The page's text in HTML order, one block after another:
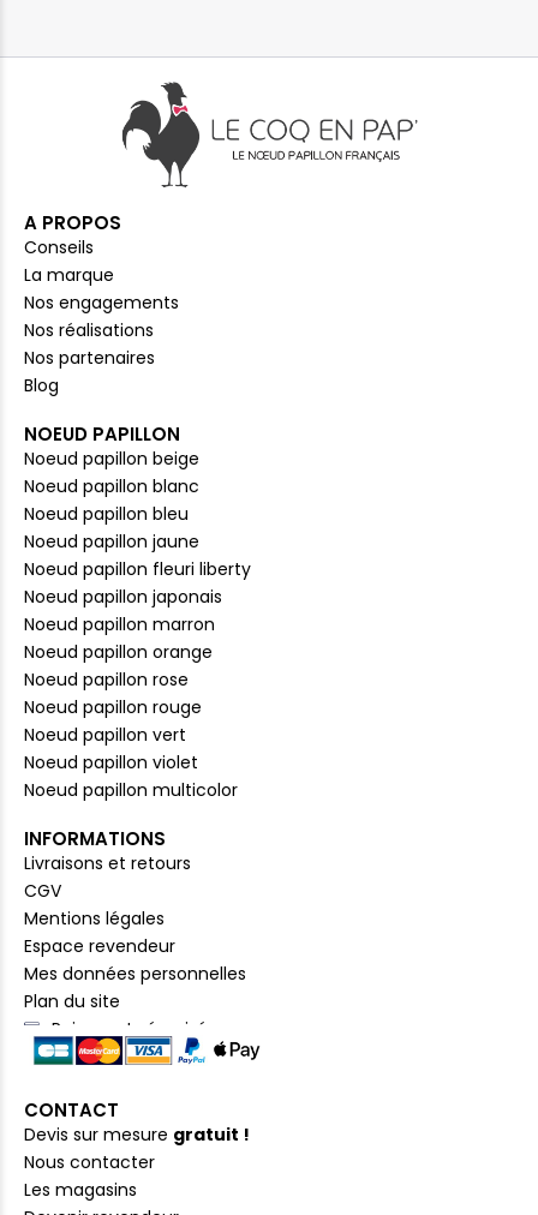
A PROPOS
Conseils
La marque
Nos engagements
Nos réalisations
Nos partenaires
Blog
NOEUD PAPILLON
Noeud papillon beige
Noeud papillon blanc
Noeud papillon bleu
Noeud papillon jaune
Noeud papillon fleuri liberty
Noeud papillon japonais
Noeud papillon marron
Noeud papillon orange
Noeud papillon rose
Noeud papillon rouge
Noeud papillon vert
Noeud papillon violet
Noeud papillon multicolor
INFORMATIONS
Livraisons et retours
CGV
Mentions légales
Espace revendeur
Mes données personnelles
Plan du site
Paiement sécurisé
CONTACT
Devis sur mesure gratuit !
Nous contacter
Les magasins